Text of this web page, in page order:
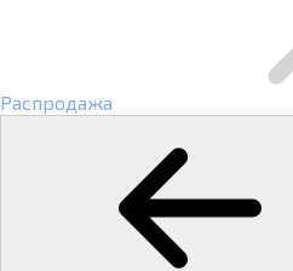
Распродажа